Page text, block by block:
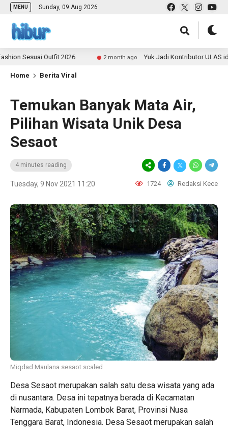
MENU Sunday, 09 Aug 2026
Outfit 2026 2 month ago Yuk Jadi Kontributor ULAS.id dan
Home Berita Viral
Temukan Banyak Mata Air,
Pilihan Wisata Unik Desa
Sesaot
4 minutes reading
Tuesday, 9 Nov 2021 11:20 1724 Redaksi Kece
Miqdad Maulana sesaot scaled
Desa Sesaot merupakan salah satu desa wisata yang ada
di nusantara. Desa ini tepatnya berada di Kecamatan
Narmada, Kabupaten Lombok Barat, Provinsi Nusa
Tenggara Barat, Indonesia. Desa Sesaot merupakan salah